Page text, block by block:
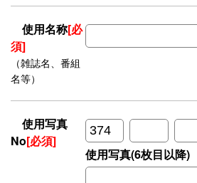
使用名称[必
須]
（雑誌名、番組
名等）
使用写真
No[必須]
使用写真(6枚目以降)